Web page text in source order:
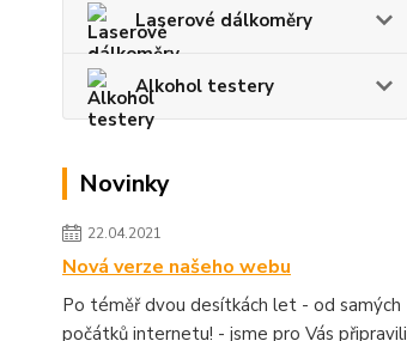
Laserové dálkoměry
Alkohol testery
Novinky
22.04.2021
Nová verze našeho webu
Po téměř dvou desítkách let - od samých
počátků internetu! - jsme pro Vás připravili